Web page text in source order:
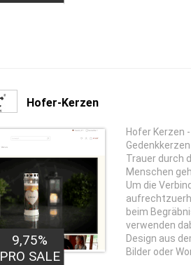
Hofer-Kerzen
9,75%
PRO SALE
Hofer Kerzen
Trauer durch
Menschen
Um die
beim
verwenden
Design aus
Bilder oder